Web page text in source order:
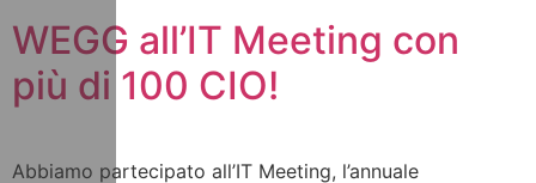
WEGG all’IT Meeting con
più di 100 CIO!
Abbiamo partecipato all’IT Meeting, l’annuale